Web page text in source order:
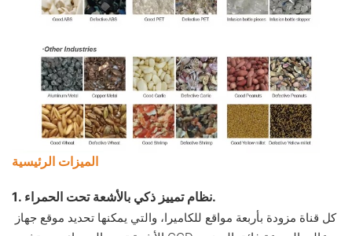
الميزات الرئيسية
1. نظام تمييز ذكي بالأشعة تحت الحمراء.
كل قناة مزودة بأربعة مواقع للكاميرا، والتي يمكنها تحديد موقع جهاز